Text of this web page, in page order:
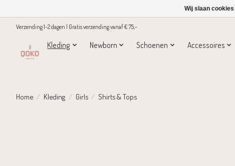
Verzending 1-2 dagen | Gratis verzending vanaf € 75,-
Kleding Newborn Schoenen Accessoires
Home / Kleding / Girls / Shirts & Tops
Wij slaan